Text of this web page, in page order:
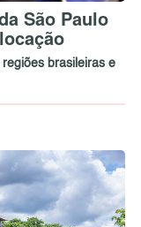
São Paulo
brasileiras e